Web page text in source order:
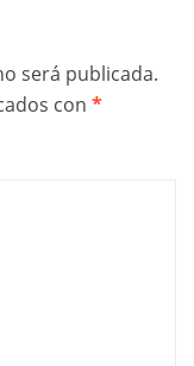
será publicada.
con *